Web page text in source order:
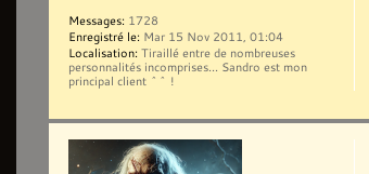
Messages: 1728
Enregistré le: Mar 15 Nov 2011, 01:04
Localisation: Tiraillé entre de nombreuses
personnalités incomprises... Sandro est mon
principal client ^^ !